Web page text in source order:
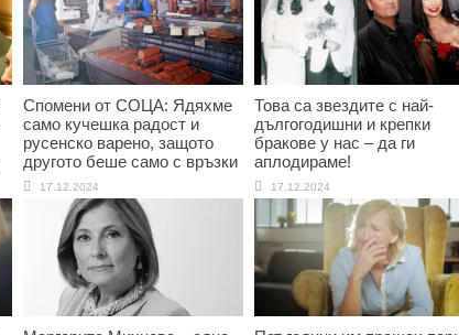
Спомени от СОЦА: Ядяхме
само кучешка радост и
русенско варено, защото
другото беше само с връзки
17.12.2024
Това са звездите с най-
дългогодишни и крепки
бракове у нас – да ги
аплодираме!
17.12.2024